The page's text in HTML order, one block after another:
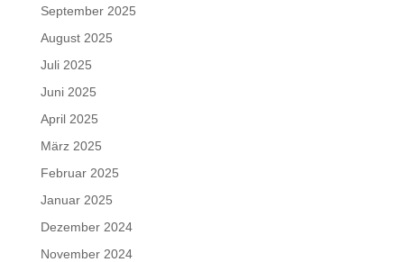
September 2025
August 2025
Juli 2025
Juni 2025
April 2025
März 2025
Februar 2025
Januar 2025
Dezember 2024
November 2024